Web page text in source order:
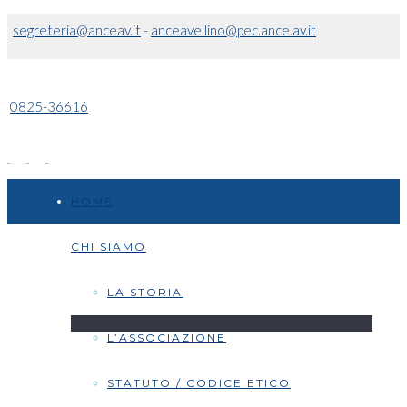
segreteria@anceav.it- anceavellino@pec.ance.av.it
0825-36616
CHI SIAMO
LA STORIA
L’ASSOCIAZIONE
STATUTO / CODICE ETICO